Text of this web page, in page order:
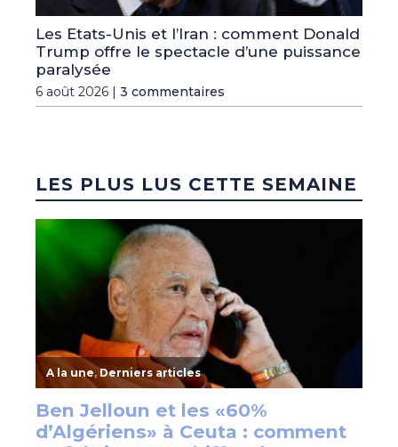
Les Etats-Unis et l’Iran : comment Donald
Trump offre le spectacle d’une puissance
paralysée
6 août 2026 | 3 commentaires
LES PLUS LUS CETTE SEMAINE